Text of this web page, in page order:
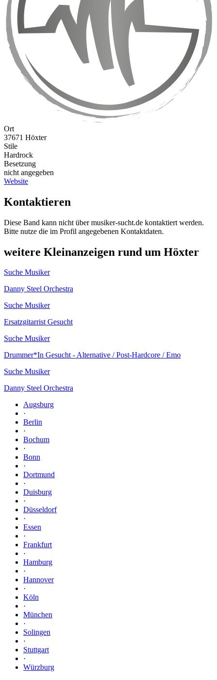
Ort
37671 Höxter
Stile
Hardrock
Besetzung
nicht angegeben
Website
Kontaktieren
Diese Band kann nicht über musiker-sucht.de kontaktiert werden.
Bitte nutze die im Profil angegebenen Kontaktdaten.
weitere Kleinanzeigen rund um Höxter
Suche Musiker
Danny Steel Orchestra
Suche Musiker
Ersatzgitarrist Gesucht
Suche Musiker
Drummer*In Gesucht - Alternative / Post-Hardcore / Emo
Suche Musiker
Danny Steel Orchestra
Augsburg
·
Berlin
·
Bochum
·
Bonn
·
Dortmund
·
Duisburg
·
Düsseldorf
·
Essen
·
Frankfurt
·
Hamburg
·
Hannover
·
Köln
·
München
·
Solingen
·
Stuttgart
·
Würzburg